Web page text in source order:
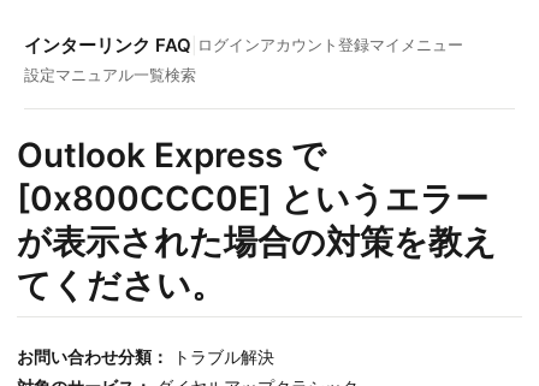
インターリンク FAQ ログインアカウント登録マイメニュー
設定マニュアル一覧検索
Outlook Express で
[0x800CCC0E] というエラー
が表示された場合の対策を教え
てください。
お問い合わせ分類：
トラブル解決